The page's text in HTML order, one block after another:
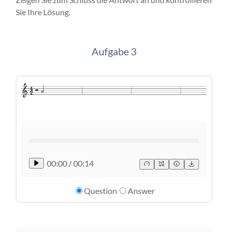
Sie Ihre Lösung.
Aufgabe 3
00:00 /00:14
Question Answer